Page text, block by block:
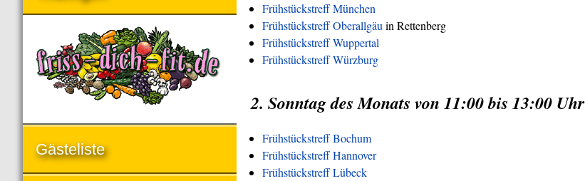
Frühstückstreff München
Frühstückstreff Oberallgäuin Rettenberg
Frühstückstreff Wuppertal
Frühstückstreff Würzburg
2. Sonntag des Monats von 11:00 bis 13:00 Uhr
Frühstückstreff Bochum
Frühstückstreff Hannover
Frühstückstreff Lübeck
Gästeliste